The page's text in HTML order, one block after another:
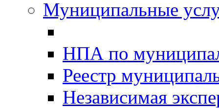
Муниципальные
НПА по
Реестр
Независимая